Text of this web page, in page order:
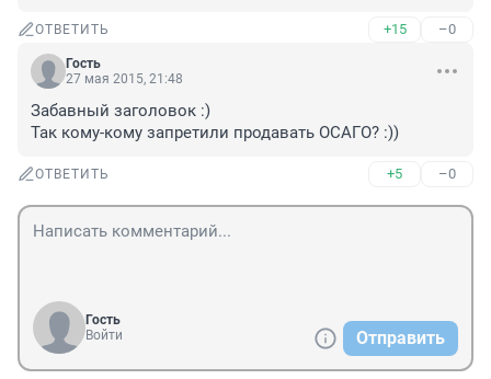
ОТВЕТИТЬ +15 –0
Гость
27 мая 2015, 21:48
Забавный заголовок :)
Так кому-кому запретили продавать ОСАГО? :))
ОТВЕТИТЬ +5 –0
Гость
Войти
Отправить